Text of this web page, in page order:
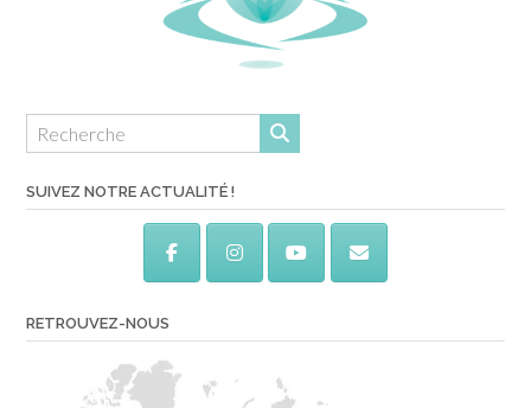
SUIVEZ NOTRE ACTUALITÉ !
RETROUVEZ-NOUS